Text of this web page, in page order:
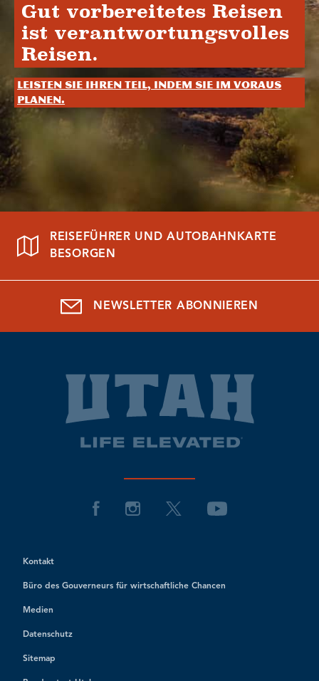
Gut vorbereitetes Reisen
ist verantwortungsvolles
Reisen.
Leisten Sie Ihren Teil, indem Sie im Voraus
planen.
REISEFÜHRER UND AUTOBAHNKARTE
BESORGEN
NEWSLETTER ABONNIEREN
Kontakt
Büro des Gouverneurs für wirtschaftliche Chancen
Medien
Datenschutz
Sitemap